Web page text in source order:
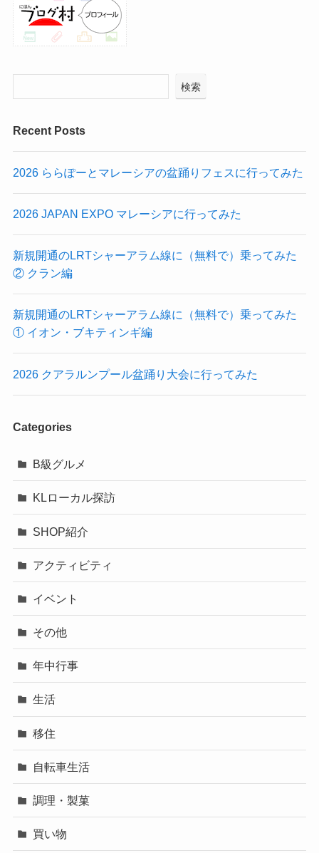
検索
Recent Posts
2026 ららぽーとマレーシアの盆踊りフェスに行ってみた
2026 JAPAN EXPO マレーシアに行ってみた
新規開通のLRTシャーアラム線に（無料で）乗ってみた
② クラン編
新規開通のLRTシャーアラム線に（無料で）乗ってみた
① イオン・ブキティンギ編
2026 クアラルンプール盆踊り大会に行ってみた
Categories
B級グルメ
KLローカル探訪
SHOP紹介
アクティビティ
イベント
その他
年中行事
生活
移住
自転車生活
調理・製菓
買い物